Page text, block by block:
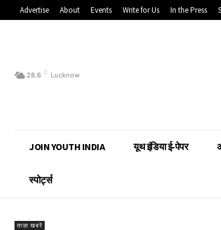
Advertise About Events Write for Us In the Press
28.6 C Lucknow
JOIN YOUTH INDIA यूथ इंडिया ई-पेपर
स्पोर्ट्स
ताज़ा खबरें